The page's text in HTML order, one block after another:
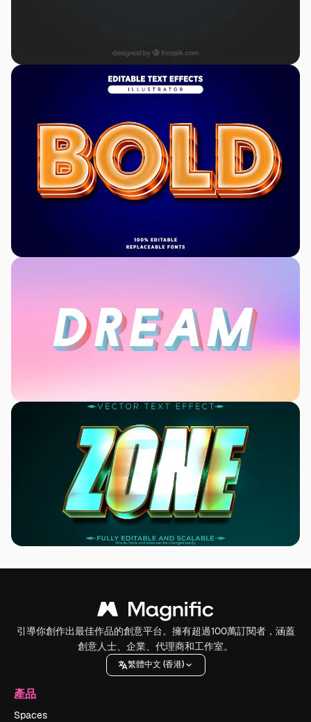
引導你創作出最佳作品的創意平台。擁有超過100萬訂閱者，涵蓋
創意人士、企業、代理商和工作室。
繁體中文 (香港)
產品
Spaces